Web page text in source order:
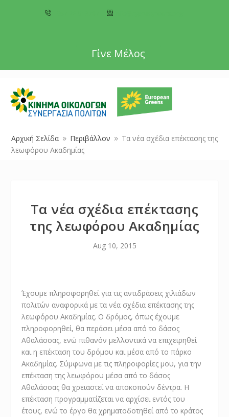
Γίνε Μέλος
Αρχική Σελίδα 9 Περιβάλλον 9 Τα νέα σχέδια επέκτασης της
λεωφόρου Ακαδημίας
Τα νέα σχέδια επέκτασης
της λεωφόρου Ακαδημίας
Aug 10, 2015
Έχουμε πληροφορηθεί για τις αντιδράσεις χιλιάδων
πολιτών αναφορικά με τα νέα σχέδια επέκτασης της
λεωφόρου Ακαδημίας. Ο δρόμος, όπως έχουμε
πληροφορηθεί, θα περάσει μέσα από το δάσος
Αθαλάσσας, ενώ πιθανόν μελλοντικά να επιχειρηθεί
και η επέκταση του δρόμου και μέσα από το πάρκο
Ακαδημίας. Σύμφωνα με τις πληροφορίες μου, για την
επέκταση της λεωφόρου μέσα από το δάσος
Αθαλάσσας θα χρειαστεί να αποκοπούν δέντρα. Η
επέκταση προγραμματίζεται να αρχίσει εντός του
έτους, ενώ το έργο θα χρηματοδοτηθεί από το κράτος